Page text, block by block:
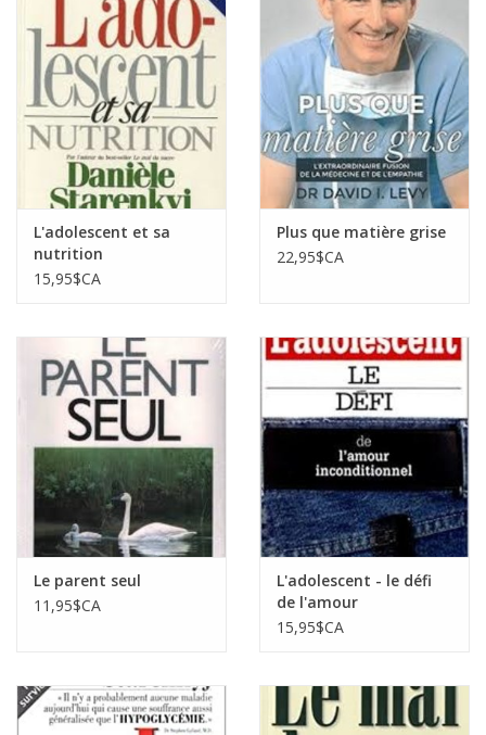
L'adolescent et sa
nutrition
15,95$CA
Plus que matière grise
22,95$CA
Le parent seul
11,95$CA
L'adolescent - le défi
de l'amour
inconditionnel
15,95$CA